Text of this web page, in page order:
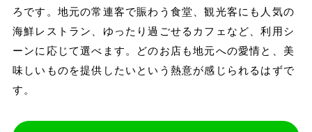
ろです。地元の常連客で賑わう食堂、観光客にも人気の
海鮮レストラン、ゆったり過ごせるカフェなど、利用シ
ーンに応じて選べます。どのお店も地元への愛情と、美
味しいものを提供したいという熱意が感じられるはずで
す。